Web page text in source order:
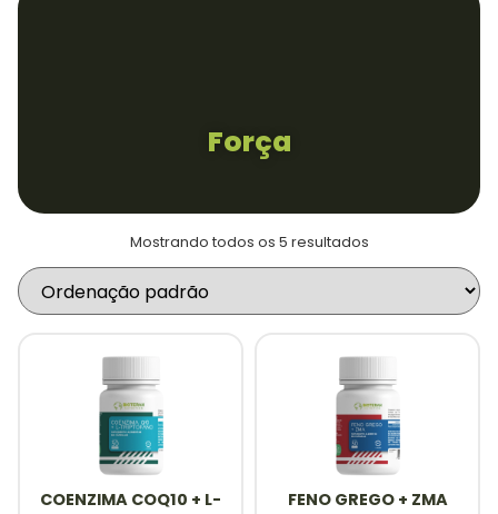
Força
Mostrando todos os 5 resultados
COENZIMA COQ10 + L-
FENO GREGO + ZMA